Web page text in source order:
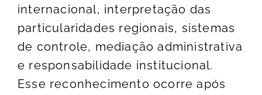
internacional, interpretação das
particularidades regionais, sistemas
de controle, mediação administrativa
e responsabilidade institucional.
Esse reconhecimento ocorre após